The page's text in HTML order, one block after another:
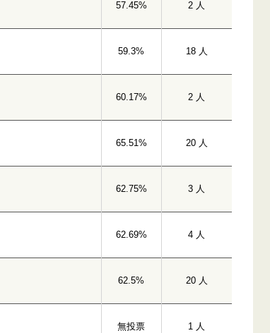
57.45% 2 人
59.3% 18 人
60.17% 2 人
65.51% 20 人
62.75% 3 人
62.69% 4 人
62.5% 20 人
無投票 1 人